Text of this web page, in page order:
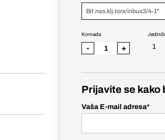
Bit.nas.klj.torx/inbus3/4-1"
1
Komada
- +
Prijavite se kako
Vaša E-mail adresa*